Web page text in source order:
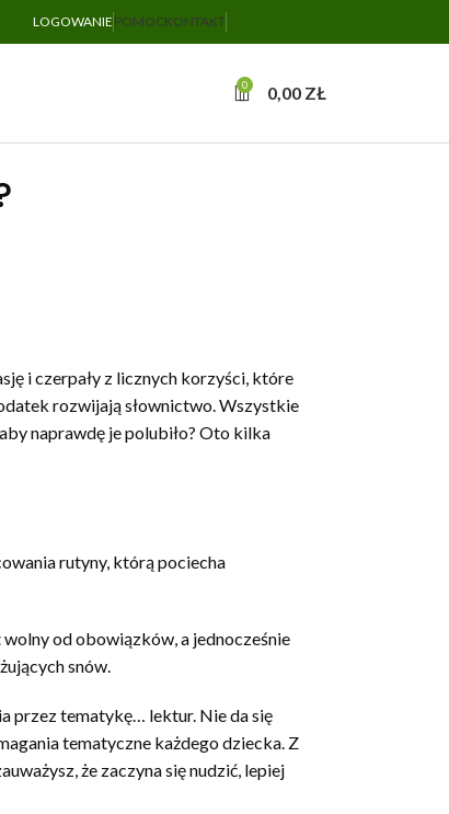
LOGOWANIE POMOCKONTAKT
0 0,00 ZŁ
i czerpały z licznych korzyści, które
rozwijają słownictwo. Wszystkie
naprawdę je polubiło? Oto kilka
rutyny, którą pociecha
od obowiązków, a jednocześnie
snów.
przez tematykę… lektur. Nie da się
tematyczne każdego dziecka. Z
że zaczyna się nudzić, lepiej